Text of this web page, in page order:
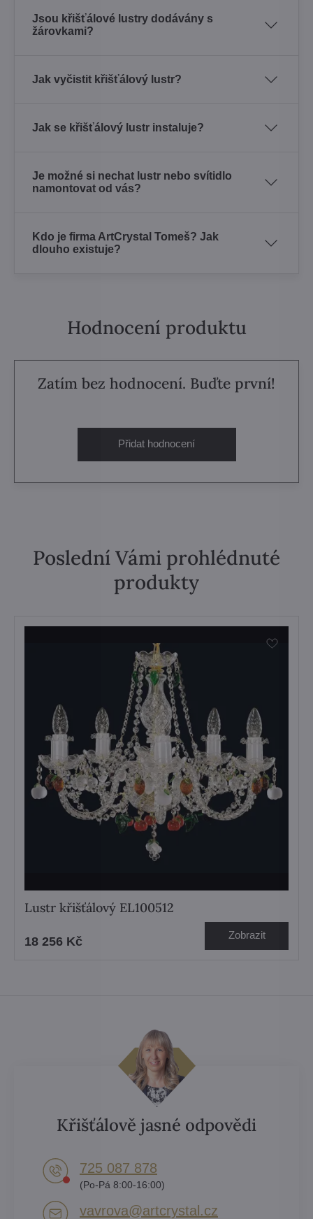
Jsou křišťálové lustry dodávány s
žárovkami?
Jak vyčistit křišťálový lustr?
Jak se křišťálový lustr instaluje?
Je možné si nechat lustr nebo svítidlo
namontovat od vás?
Kdo je firma ArtCrystal Tomeš? Jak
dlouho existuje?
Hodnocení produktu
Zatím bez hodnocení. Buďte první!
Přidat hodnocení
Poslední Vámi prohlédnuté
produkty
Lustr křišťálový EL100512
18 256 Kč Zobrazit
Křišťálově jasné odpovědi
725 087 878​
(Po-Pá 8:00-16:00)
vavrova​@artcrystal​.cz